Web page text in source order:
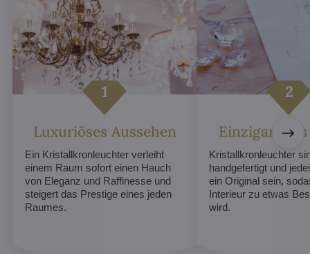
Luxuriöses Aussehen
Ein Kristallkronleuchter verleiht
einem Raum sofort einen Hauch
von Eleganz und Raffinesse und
steigert das Prestige eines jeden
Raumes.
Kristallkronleuchter
handgefertigt und
ein Original sein,
Interieur zu etwas
wird.